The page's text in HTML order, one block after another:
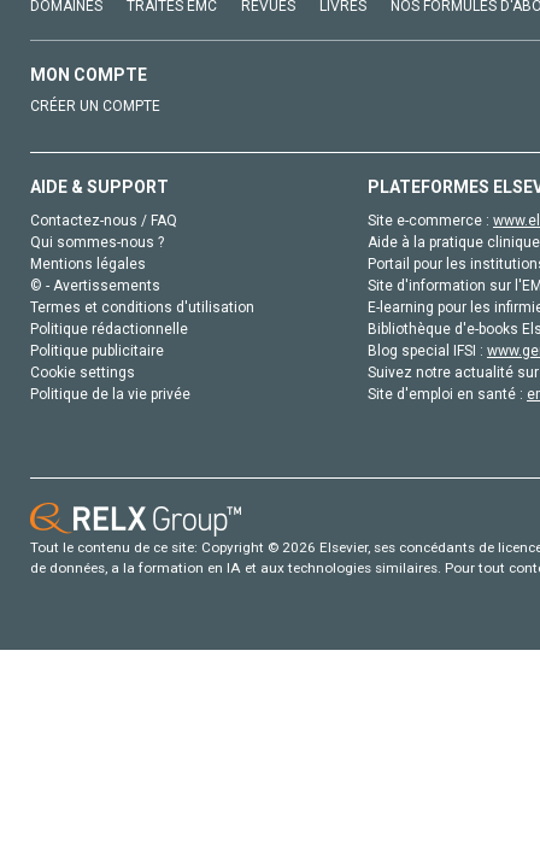
DOMAINES TRAITÉS EMC REVUES LIVRES NOS FORMULES
MON COMPTE
CRÉER UN COMPTE
AIDE & SUPPORT
Contactez-nous / FAQ
Qui sommes-nous ?
Mentions légales
© - Avertissements
Termes et conditions d'utilisation
Politique rédactionnelle
Politique publicitaire
Cookie settings
Politique de la vie privée
PLATEFORMES
Site e-commerce :
Aide à la pratique
Portail pour les
Site d'information sur
E-learning pour les
Bibliothèque d'e-books
Blog special IFSI :
Suivez notre actualité
Site d'emploi en santé :
Tout le contenu de ce site: Copyright © 2026 Elsevier, ses concédants de
de données, a la formation en IA et aux technologies similaires. Pour tout